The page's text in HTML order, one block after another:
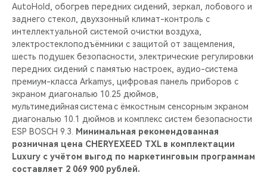
AutoHold, обогрев передних сидений, зеркал, лобового и
заднего стекол, двухзонный климат-контроль c
интеллектуальной системой очистки воздуха,
электростеклоподъёмники с защитой от защемления,
шесть подушек безопасности, электрические регулировки
передних сидений c памятью настроек, аудио-система
премиум-класса Arkamys, цифровая панель приборов с
экраном диагональю 10.25 дюймов,
мультимедийная система с ёмкостным сенсорным экраном
диагональю 10.1 дюймов и комплекс систем безопасности
ESP BOSCH 9.3.
Минимальная рекомендованная
розничная цена CHERYEXEED TXL в комплектации
Luxury с учётом выгод по маркетинговым программам
составляет 2 069 900 рублей.